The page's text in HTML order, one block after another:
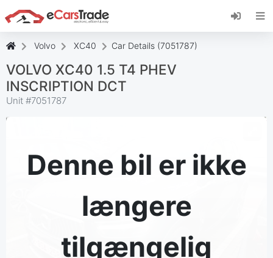
Installer eCarsTrade-webappen, føj den til din
startskærm, og modtag øjeblikkelige
Volvo XC40 Car Details (7051787)
VOLVO XC40 1.5 T4 PHEV
INSCRIPTION DCT
Unit #7051787
Denne bil er ikke
længere
tilgængelig